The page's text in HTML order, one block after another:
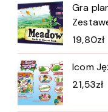
Gra
19,80zł
Icom
21,53zł